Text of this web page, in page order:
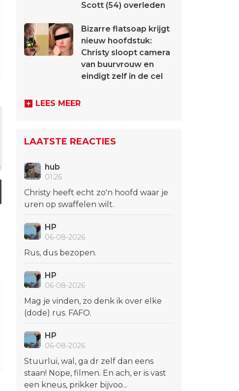
Scott (54) overleden
Bizarre flatsoap krijgt
nieuw hoofdstuk:
Christy sloopt camera
van buurvrouw en
eindigt zelf in de cel
LEES MEER
LAATSTE REACTIES
hub
01:26
Christy heeft echt zo'n hoofd waar je
uren op swaffelen wilt.
HP
06-08-2026
Rus, dus bezopen.
HP
06-08-2026
Mag je vinden, zo denk ik over elke
(dode) rus. FAFO.
HP
06-08-2026
Stuurlui, wal, ga dr zelf dan eens
staan! Nope, filmen. En ach, er is vast
een kneus, prikker bijvoo...